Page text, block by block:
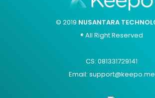
© 2019 NUSANTARA
® All Right Reserved
CS: 081331729141
Email: support@keepo.me